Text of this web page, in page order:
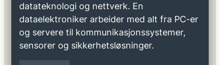
datateknologi og nettverk. En
dataelektroniker arbeider med alt fra PC-er
og servere til kommunikasjonssystemer,
sensorer og sikkerhetsløsninger.